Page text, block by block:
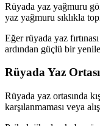
Rüyada yaz yağmuru
yaz yağmuru sıklıkla
Eğer rüyada yaz
ardından güçlü bir
Rüyada Yaz
Rüyada yaz ortasında
karşılanmaması veya